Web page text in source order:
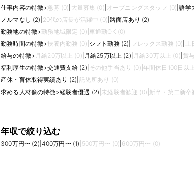
仕事内容の特徴>急募 (0) 大量募集 (0) オープニングスタッフ (0) |語学
ノルマなし (2) 20代の店長が活躍中 (0) |路面店あり (2)
勤務地の特徴>勤務地域限定 (0) 車通勤OK (0)
勤務時間の特徴>扶養内勤務 (0) シフト勤務 (2) フレックス勤務 (0) 土
給与の特徴> 月給20万以上 (0) 月給25万以上 (2) 月給30万以上 (0) 賞
福利厚生の特徴>交通費支給 (2) その他手当あり (0) 年間休日100日以
産休・育休取得実績あり (2) 託児所あり (0)
求める人材像の特徴>経験者優遇 (2) 未経験者歓迎 (0) 新卒・第二新卒
年収で絞り込む
300万円〜 (2) 400万円〜 (1) 500万円〜 (0) 600万円〜 (0)